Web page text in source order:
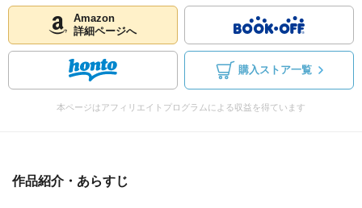
Amazon
詳細ページへ
購入ストア一覧
本ページはアフィリエイトプログラムによる収益を得ています
作品紹介・あらすじ